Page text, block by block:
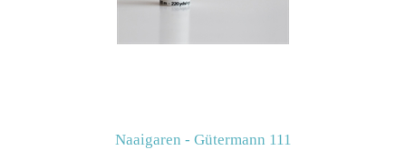
Naaigaren - Gütermann 111